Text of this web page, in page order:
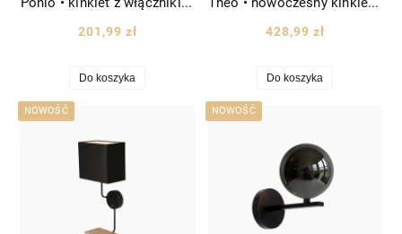
201,99 zł
Do koszyka
428,99 zł
Do koszyka
NOWOŚĆ NOWOŚĆ